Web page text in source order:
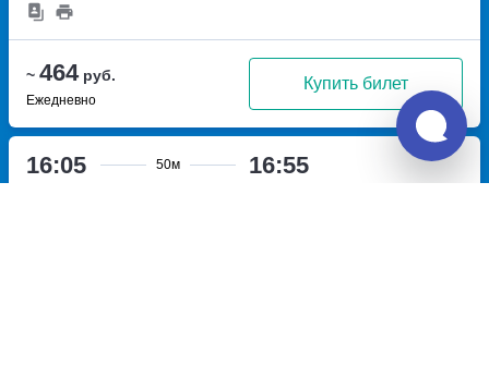
~ 464руб.
Ежедневно
Купить билет
16:05 50м 16:55